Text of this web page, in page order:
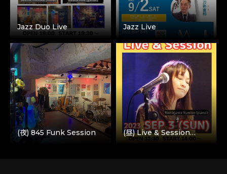
Jazz Duo Live Jazz Live
(夜) 845 Funk Session (昼) Live & Session…